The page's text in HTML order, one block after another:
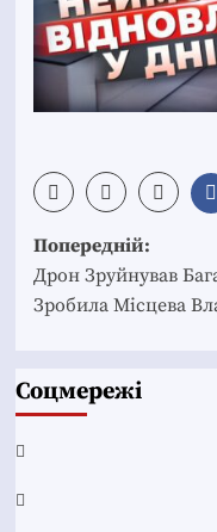
Post
navigation
Попередній:
Дрон Зруйнував
Зробила Місцева
Соцмережі
Facebook
YouTube